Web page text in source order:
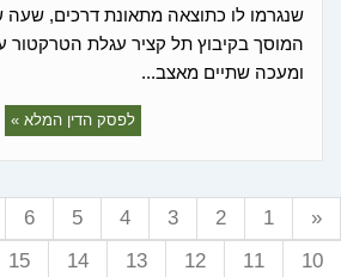
שנגרמו לו כתוצאה מתאונת דרכים,
המוסך בקיבוץ תל קציר עגלת הטרקטור
ומעכה שתיים מאצב...
לפסק הדין המלא »
«
1
2
3
4
5
6
10
11
12
13
14
15